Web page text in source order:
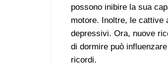
possono inibire la sua
motore. Inoltre, le cattive
depressivi. Ora, nuove
di dormire può
ricordi.